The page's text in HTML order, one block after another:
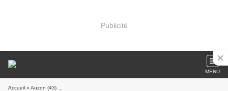
Publicité
MENU
Accueil » Auzon (43) ...